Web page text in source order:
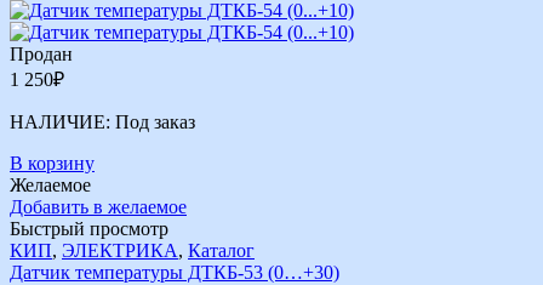
Продан
1 250₽
НАЛИЧИЕ: Под заказ
В корзину
Желаемое
Добавить в желаемое
Быстрый просмотр
КИП, ЭЛЕКТРИКА, Каталог
Датчик температуры ДТКБ-53 (0…+30)